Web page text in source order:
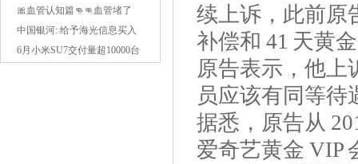
NO.1？
录黑客随意看，网友：本地运
行也没用
🎀血管认知篇👊👊血管堵了
20%没感觉血管堵了40%有点
累血管堵了50%血压
中国银河: 给予海光信息买入
评级
6月小米SU7交付量超10000台
续上诉，此前原
补偿和 41 天黄
原告表示，他上
员应该有同等
据悉，原告从
爱奇艺黄金 VIP